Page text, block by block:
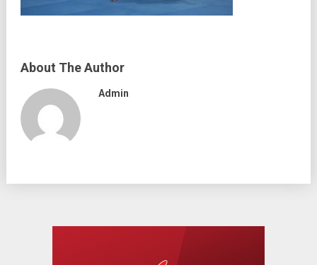
About The Author
Admin